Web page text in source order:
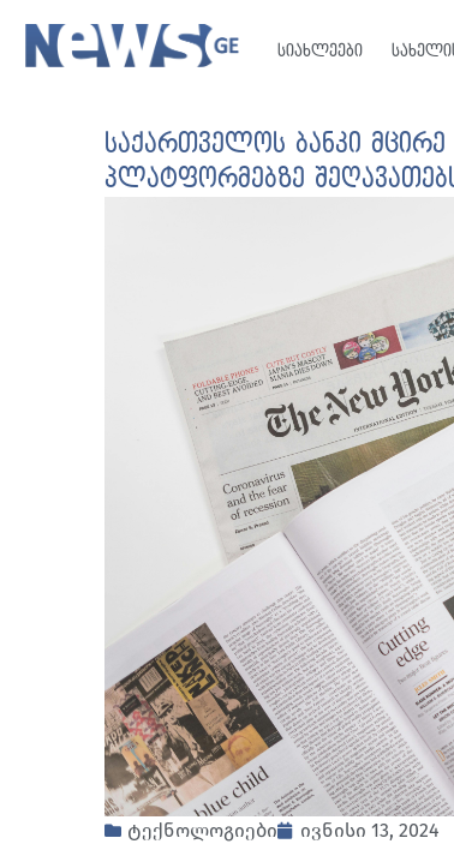
სიახლეები
საქართველოს ბანკი
პლატფორმებზე
ტექნოლოგიები
ივნისი 13, 2024